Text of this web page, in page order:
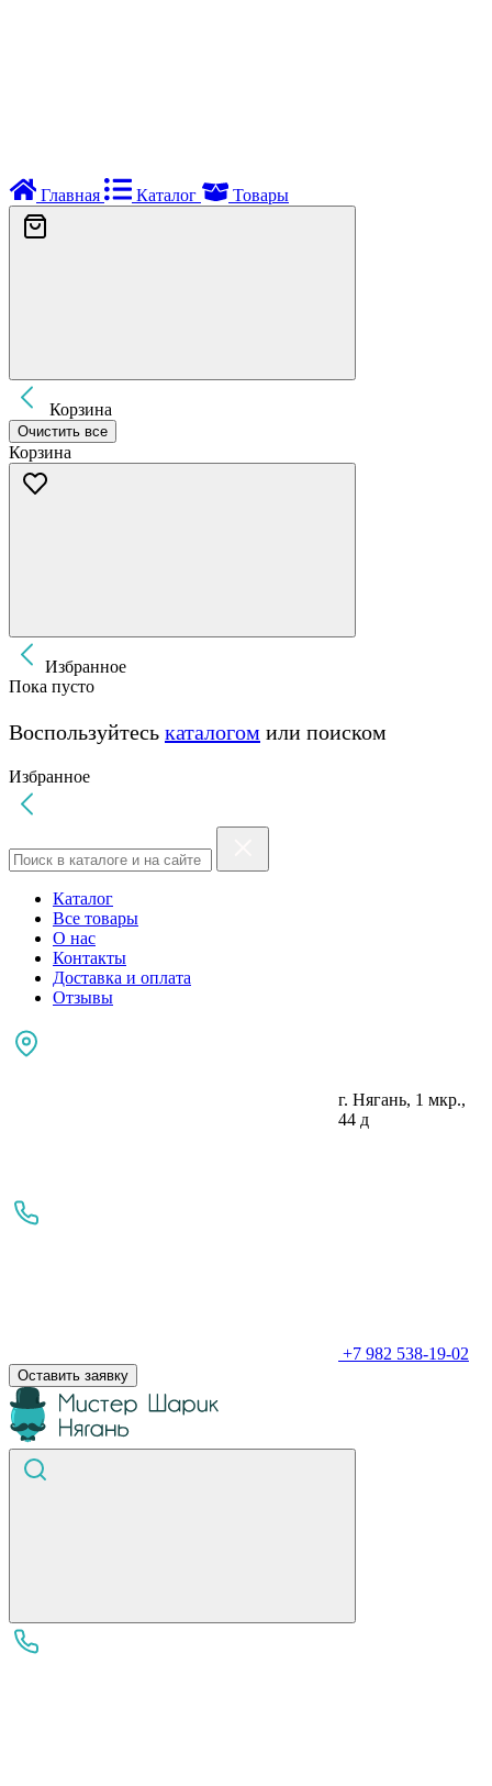
Главная Каталог Товары
Корзина
Очистить все
Корзина
Избранное
Пока пусто
Воспользуйтесь каталогом или поиском
Избранное
Каталог
Все товары
О нас
Контакты
Доставка и оплата
Отзывы
г. Нягань, 1 мкр.,
44 д
+7 982 538-19-02
Оставить заявку